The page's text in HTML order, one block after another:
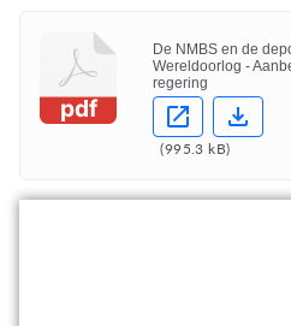
pdf
De NMBS en de
Wereldoorlog -
regering
(995.3 kB)